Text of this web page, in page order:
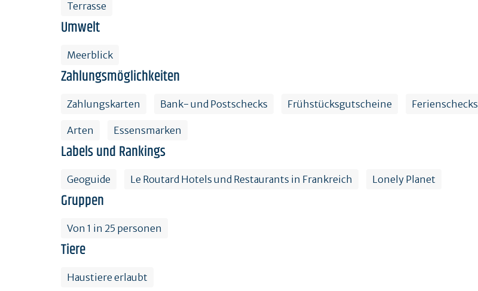
Terrasse
Umwelt
Meerblick
Zahlungsmöglichkeiten
Zahlungskarten Bank- und Postschecks Frühstücksgutscheine Ferienschecks
Arten Essensmarken
Labels und Rankings
Geoguide Le Routard Hotels und Restaurants in Frankreich Lonely Planet
Gruppen
Von 1 in 25 personen
Tiere
Haustiere erlaubt